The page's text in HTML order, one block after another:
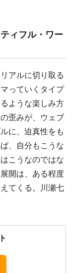
ィフル・ワー
アルに切り取る
っていくタイプ
ような楽しみ方
歪みが、ウェブ
に、迫真性をも
、自分もこうな
こうなのではな
開は、ある程度
てくる。川瀬七